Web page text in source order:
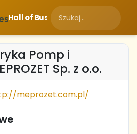
Hall of Business
Pomp i
Sp. z o.o.
meprozet.com.pl/